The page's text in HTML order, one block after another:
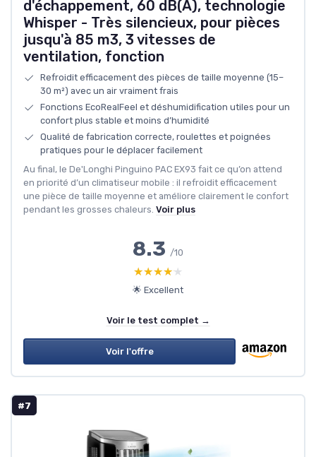
d'échappement, 60 dB(A), technologie
Whisper - Très silencieux, pour pièces
jusqu'à 85 m3, 3 vitesses de
ventilation, fonction
Refroidit efficacement des pièces de taille moyenne (15–
30 m²) avec un air vraiment frais
Fonctions EcoRealFeel et déshumidification utiles pour un
confort plus stable et moins d’humidité
Qualité de fabrication correcte, roulettes et poignées
pratiques pour le déplacer facilement
Au final, le De'Longhi Pinguino PAC EX93 fait ce qu’on attend
en priorité d’un climatiseur mobile : il refroidit efficacement
une pièce de taille moyenne et améliore clairement le confort
pendant les grosses chaleurs. Voir plus
8.3 /10
★★★★★
★★★★★
🌟 Excellent
Voir le test complet →
Voir l'offre
#7